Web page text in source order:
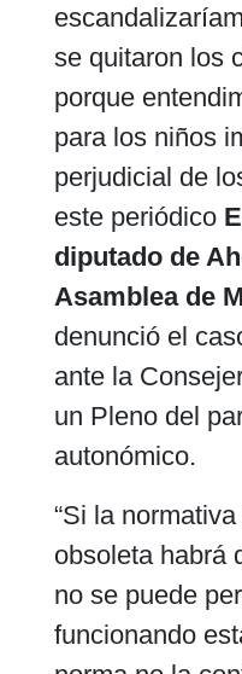
se quitaron los
porque
para los niños
perjudicial de
este periódico
diputado de
Asamblea de
denunció el
ante la
un Pleno del
autonómico.
“Si la
obsoleta habrá
no se puede
funcionando